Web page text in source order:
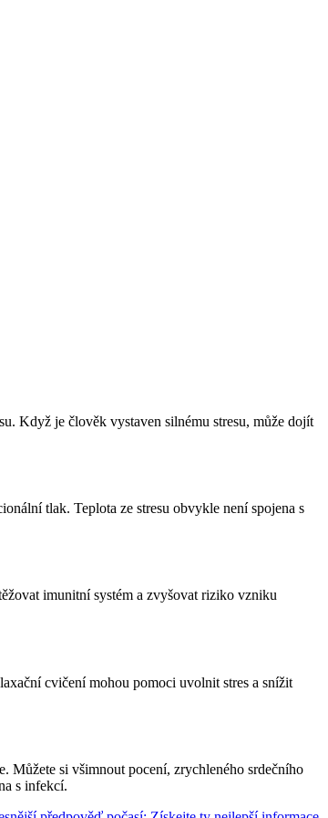
Když je člověk vystaven silnému stresu, může dojít
tlak. Teplota ze stresu obvykle není spojena s
imunitní systém a zvyšovat riziko vzniku
cvičení mohou pomoci uvolnit stres a snížit
Můžete si všimnout pocení, zrychleného srdečního
s infekcí.